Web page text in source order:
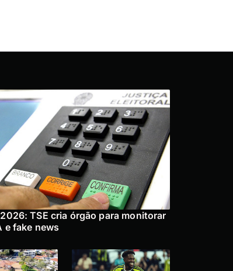
TSE cria órgão para monitorar
e fake news